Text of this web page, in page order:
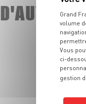
D'AUTRES
Grand
volume
Vous
ci-
gestion